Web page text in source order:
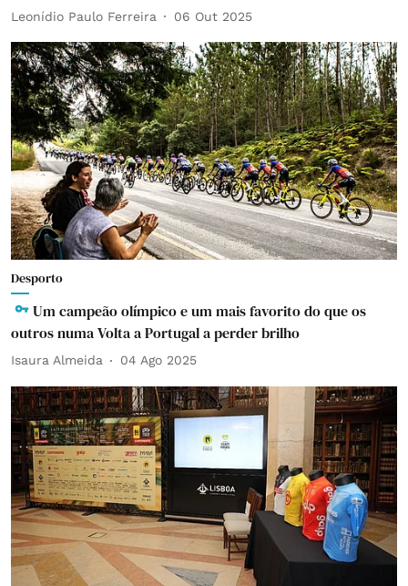
Leonídio Paulo Ferreira 06 Out 2025
Desporto
Um campeão olímpico e um mais favorito do que os
outros numa Volta a Portugal a perder brilho
Isaura Almeida 04 Ago 2025